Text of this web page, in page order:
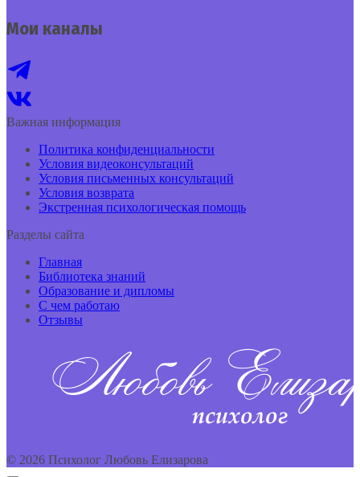
Мои каналы
Важная информация
Политика конфиденциальности
Условия видеоконсультаций
Условия письменных консультаций
Условия возврата
Экстренная психологическая помощь
Разделы сайта
Главная
Библиотека знаний
Образование и дипломы
С чем работаю
Отзывы
© 2026 Психолог Любовь Елизарова